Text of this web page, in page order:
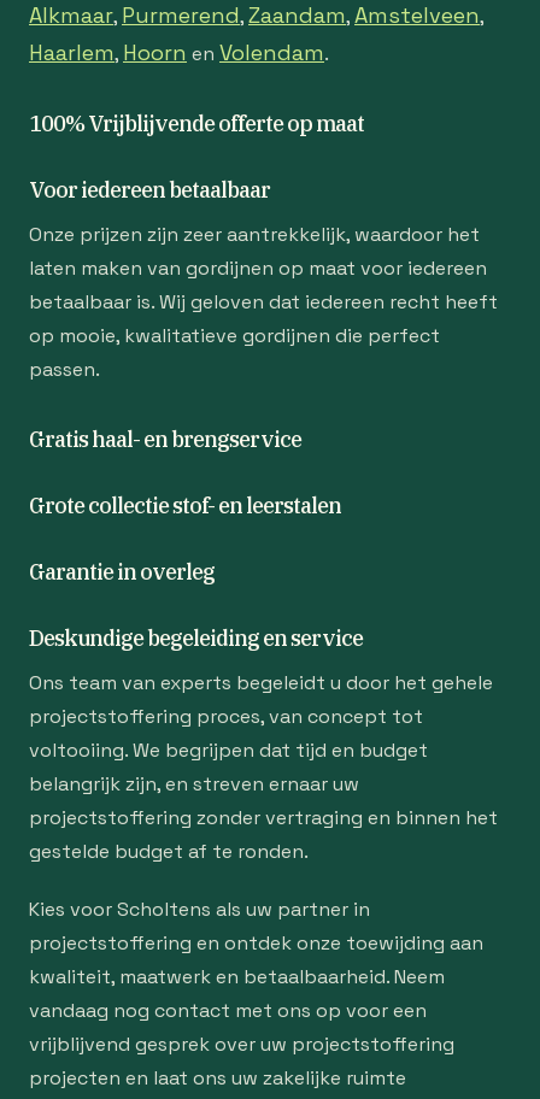
Alkmaar, Purmerend,Zaandam,Amstelveen,
Haarlem, Hoorn en Volendam.
100% Vrijblijvende offerte op maat
Voor iedereen betaalbaar
Onze prijzen zijn zeer aantrekkelijk, waardoor het
laten maken van gordijnen op maat voor iedereen
betaalbaar is. Wij geloven dat iedereen recht heeft
op mooie, kwalitatieve gordijnen die perfect
passen.
Gratis haal- en brengservice
Grote collectie stof- en leerstalen
Garantie in overleg
Deskundige begeleiding en service
Ons team van experts begeleidt u door het gehele
projectstoffering proces, van concept tot
voltooiing. We begrijpen dat tijd en budget
belangrijk zijn, en streven ernaar uw
projectstoffering zonder vertraging en binnen het
gestelde budget af te ronden.
Kies voor Scholtens als uw partner in
projectstoffering en ontdek onze toewijding aan
kwaliteit, maatwerk en betaalbaarheid. Neem
vandaag nog contact met ons op voor een
vrijblijvend gesprek over uw projectstoffering
projecten en laat ons uw zakelijke ruimte